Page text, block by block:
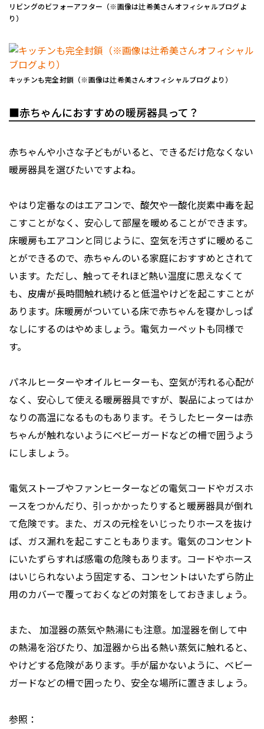
リビングのビフォーアフター（※画像は辻希美さんオフィシャルブログよ
り）
キッチンも完全封鎖（※画像は辻希美さんオフィシャルブログより）
■赤ちゃんにおすすめの暖房器具って？
赤ちゃんや小さな子どもがいると、できるだけ危なくない
暖房器具を選びたいですよね。
やはり定番なのはエアコンで、酸欠や一酸化炭素中毒を起
こすことがなく、安心して部屋を暖めることができます。
床暖房もエアコンと同じように、空気を汚さずに暖めるこ
とができるので、赤ちゃんのいる家庭におすすめとされて
います。ただし、触ってそれほど熱い温度に思えなくて
も、皮膚が長時間触れ続けると低温やけどを起こすことが
あります。床暖房がついている床で赤ちゃんを寝かしっぱ
なしにするのはやめましょう。電気カーペットも同様で
す。
パネルヒーターやオイルヒーターも、空気が汚れる心配が
なく、安心して使える暖房器具ですが、製品によってはか
なりの高温になるものもあります。そうしたヒーターは赤
ちゃんが触れないようにベビーガードなどの柵で囲うよう
にしましょう。
電気ストーブやファンヒーターなどの電気コードやガスホ
ースをつかんだり、引っかかったりすると暖房器具が倒れ
て危険です。また、ガスの元栓をいじったりホースを抜け
ば、ガス漏れを起こすこともあります。電気のコンセント
にいたずらすれば感電の危険もあります。コードやホース
はいじられないよう固定する、コンセントはいたずら防止
用のカバーで覆っておくなどの対策をしておきましょう。
また、 加湿器の蒸気や熱湯にも注意。加湿器を倒して中
の熱湯を浴びたり、加湿器から出る熱い蒸気に触れると、
やけどする危険があります。手が届かないように、ベビー
ガードなどの柵で囲ったり、安全な場所に置きましょう。
参照：